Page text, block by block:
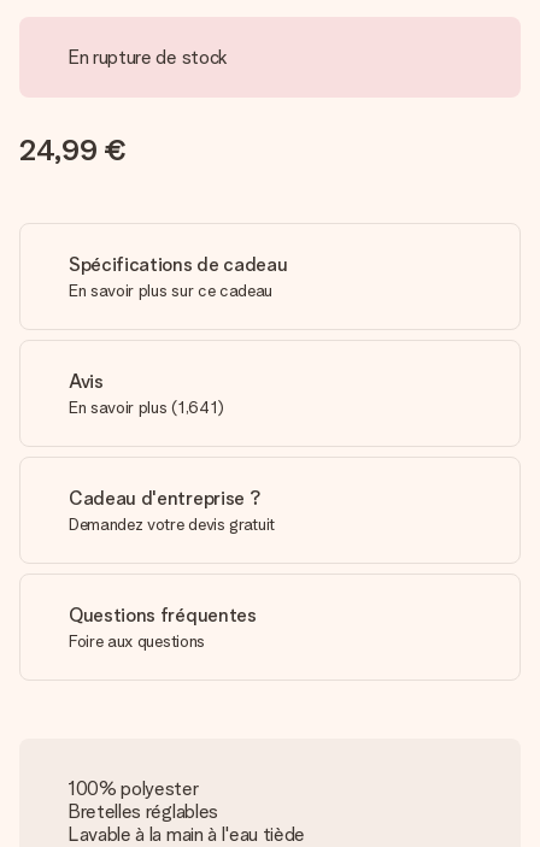
En rupture de stock
24,99 €
Spécifications de cadeau
En savoir plus sur ce cadeau
Avis
En savoir plus (1,641)
Cadeau d'entreprise ?
Demandez votre devis gratuit
Questions fréquentes
Foire aux questions
100% polyester
Bretelles réglables
Lavable à la main à l'eau tiède